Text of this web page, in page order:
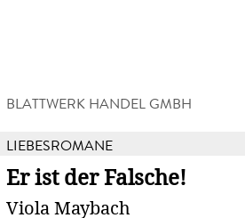
BLATTWERK HANDEL GMBH
LIEBESROMANE
Er ist der Falsche!
Viola Maybach